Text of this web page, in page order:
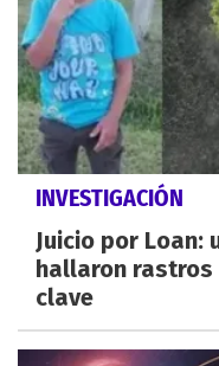
INVESTIGACIÓN
Juicio por Loan:
hallaron rastros
clave